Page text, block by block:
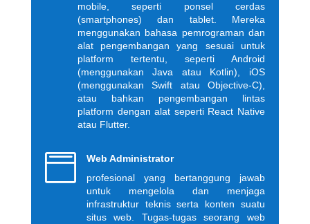
mobile, seperti ponsel cerdas
(smartphones) dan tablet. Mereka
menggunakan bahasa pemrograman dan
alat pengembangan yang sesuai untuk
platform tertentu, seperti Android
(menggunakan Java atau Kotlin), iOS
(menggunakan Swift atau Objective-C),
atau bahkan pengembangan lintas
platform dengan alat seperti React Native
atau Flutter.

Web Administrator
profesional yang bertanggung jawab
untuk mengelola dan menjaga
infrastruktur teknis serta konten suatu
situs web. Tugas-tugas seorang web